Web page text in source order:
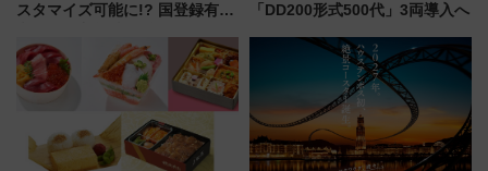
スタマイズ可能に!? 国登録有形
にオーダーメイド型の宿泊プラ
ンが誕生！
「DD200形式500代」3両導入へ